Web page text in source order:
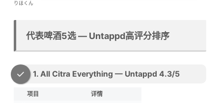
りほくん
代表啤酒5选 — Untappd高评分排序
1. All Citra Everything — Untappd 4.3/5
项目
详情